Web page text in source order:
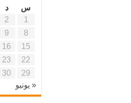
س
د
1
2
8
9
15
16
22
23
29
30
« يونيو